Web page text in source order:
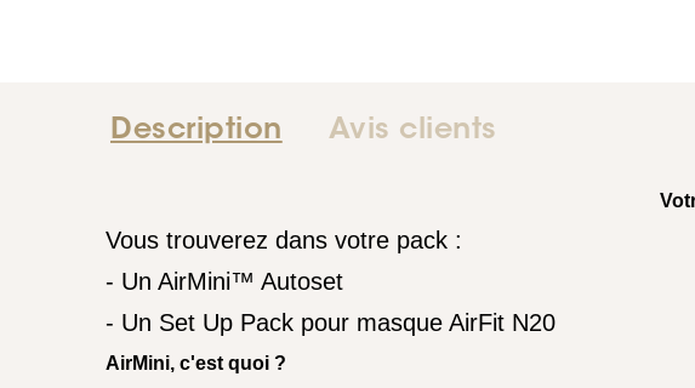
Description Avis clients
Vous trouverez dans votre pack :
- Un AirMini™ Autoset
- Un Set Up Pack pour masque AirFit N20
AirMini, c'est quoi ?